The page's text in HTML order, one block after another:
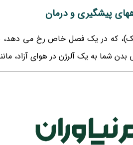
پیشگیری و درمان
که در یک فصل خاص رخ می دهد،
شما به یک آلرژن در هوای آزاد،